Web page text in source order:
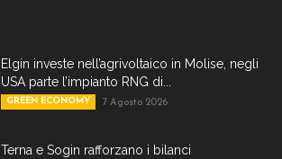
Elgin investe nell’agrivoltaico in Molise, negli
USA parte l’impianto RNG di...
GREEN ECONOMY 7 Agosto 2026
Terna e Sogin rafforzano i bilanci